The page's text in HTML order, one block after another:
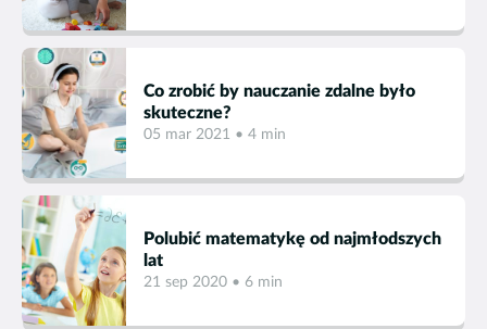
poprosić o jego przypomnienie.
ustanowiony przez Ciebie cel? Wspólne wyjście do
kina czy na pizzę może stanowić dodatkową zachętę.
jest wybranie opcji
Zostaniesz przekierowany na stronę z przykładowymi
zadaniami dla każdej z klas. Możesz sprawdzić czy
forma gier i zabaw jaką oferujemy odpowiada Tobie i
Twoim dzieciom.
Co zrobić by nauczanie zdalne było
skuteczne?
05 mar 2021 • 4 min
Polubić matematykę od najmłodszych
lat
21 sep 2020 • 6 min